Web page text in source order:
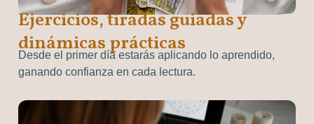
Ejercicios, tiradas guiadas y
dinámicas prácticas
Desde el primer día estarás aplicando lo aprendido,
ganando confianza en cada lectura.